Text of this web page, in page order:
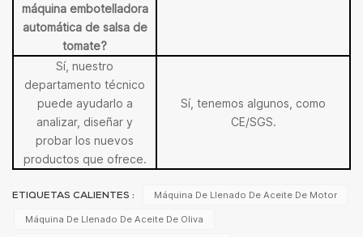
máquina embotelladora
automática de salsa de
tomate?
Sí, nuestro
departamento técnico
puede ayudarlo a
analizar, diseñar y
probar los nuevos
productos que ofrece.
Sí, tenemos algunos, como
CE/SGS.
ETIQUETAS CALIENTES : Máquina De Llenado De Aceite De Motor
Máquina De Llenado De Aceite De Oliva